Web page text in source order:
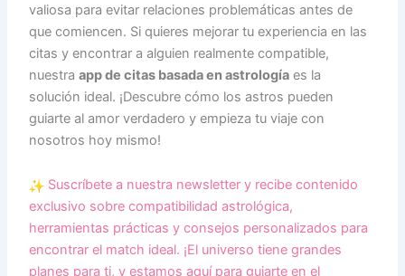
valiosa para evitar relaciones problemáticas antes de
que comiencen. Si quieres mejorar tu experiencia en las
citas y encontrar a alguien realmente compatible,
nuestraapp de citas basada en astrología es la
solución ideal. ¡Descubre cómo los astros pueden
guiarte al amor verdadero y empieza tu viaje con
nosotros hoy mismo!
Suscríbete a nuestra newsletter y recibe contenido
exclusivo sobre compatibilidad astrológica,
herramientas prácticas y consejos personalizados para
encontrar el match ideal. ¡El universo tiene grandes
planes para ti, y estamos aquí para guiarte en el